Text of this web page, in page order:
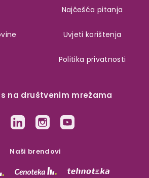
na društvenim mrežama
Naši brendovi
Najčešća pitanja
Uvjeti korištenja
Politika privatnosti